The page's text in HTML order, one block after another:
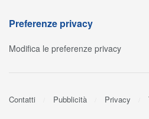
Preferenze privacy
Modifica le preferenze privacy
Contatti Pubblicità Privacy